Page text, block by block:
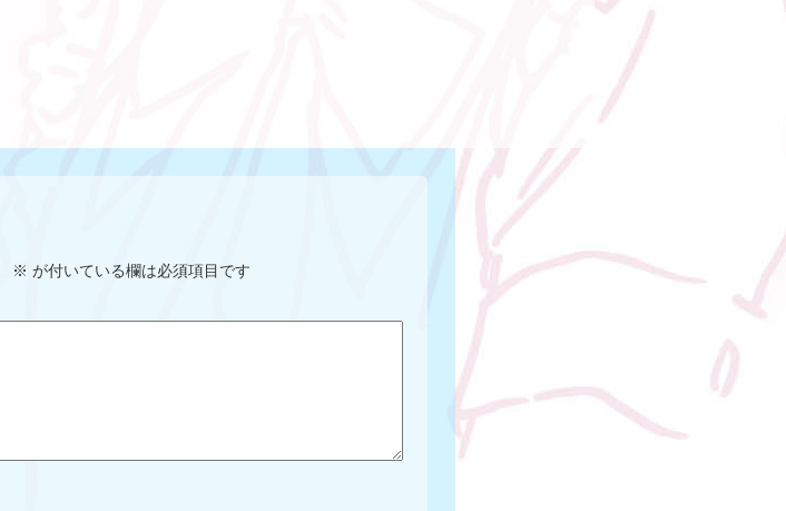
※ が付いている欄は必須項目です